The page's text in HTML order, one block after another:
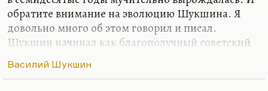
обратите внимание на эволюцию Шукшина. Я
довольно много об этом говорил и писал.
Шукшин начинал как благополучный советский
роли, как замечательный писатель, который в
Василий Шукшин